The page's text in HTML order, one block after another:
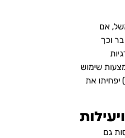
אם
וכך
שימוש
יפחיתו את
גם